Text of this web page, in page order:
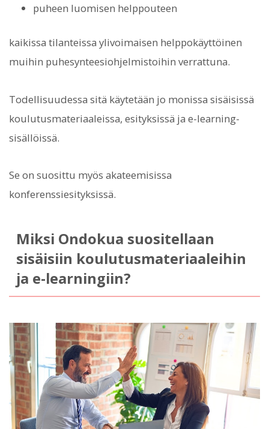
puheen luomisen helppouteen
kaikissa tilanteissa ylivoimaisen helppokäyttöinen
muihin puhesynteesiohjelmistoihin verrattuna.
Todellisuudessa sitä käytetään jo monissa sisäisissä
koulutusmateriaaleissa, esityksissä ja e-learning-
sisällöissä.
Se on suosittu myös akateemisissa
konferenssiesityksissä.
Miksi Ondokua suositellaan
sisäisiin koulutusmateriaaleihin
ja e-learningiin?